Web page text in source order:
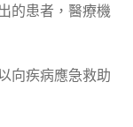
的患者，醫療機
向疾病應急救助